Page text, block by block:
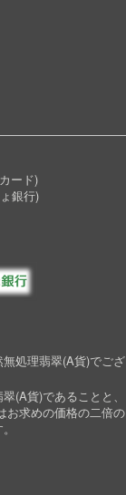
ード)
銀行)
処理翡翠(A貨)でござ
(A貨)であることと、
お求めの価格の二倍の